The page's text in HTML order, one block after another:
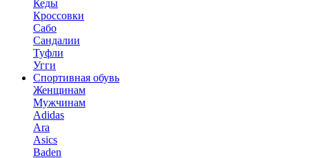
Кеды
Кроссовки
Сабо
Сандалии
Туфли
Угги
Спортивная обувь
Женщинам
Мужчинам
Adidas
Ara
Asics
Baden